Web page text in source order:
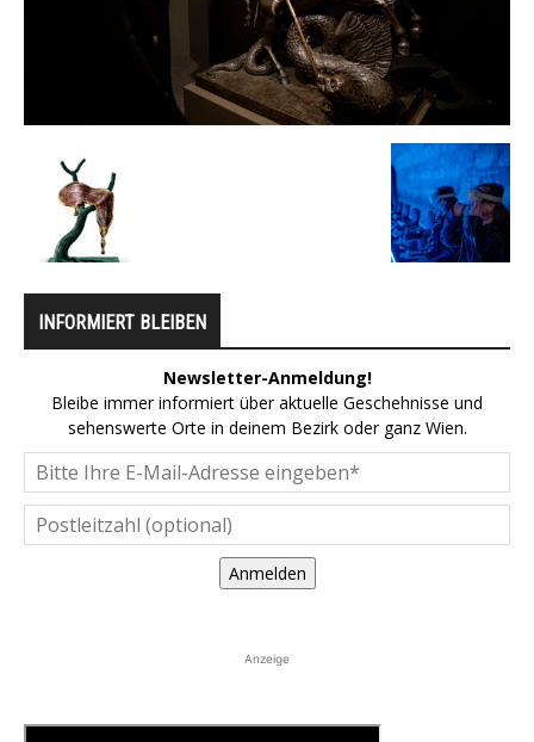
INFORMIERT BLEIBEN
Newsletter-Anmeldung!
Bleibe immer informiert über aktuelle Geschehnisse und
sehenswerte Orte in deinem Bezirk oder ganz Wien.
Anmelden
Anzeige